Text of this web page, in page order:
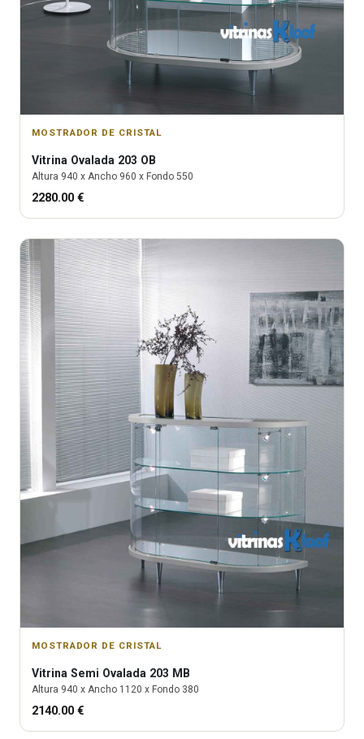
MOSTRADOR DE CRISTAL
Vitrina Ovalada 203 OB
Altura 940 x Ancho 960 x Fondo 550
2280.00 €
MOSTRADOR DE CRISTAL
Vitrina Semi Ovalada 203 MB
Altura 940 x Ancho 1120 x Fondo 380
2140.00 €